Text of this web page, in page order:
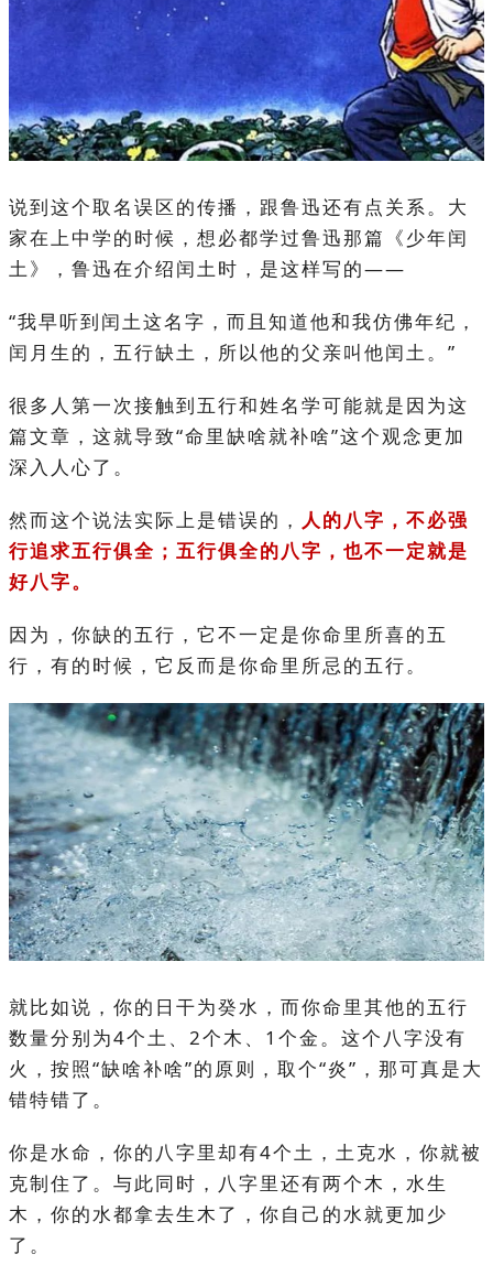
说到这个取名误区的传播，跟鲁迅还有点关系。大
家在上中学的时候，想必都学过鲁迅那篇《少年闰
土》，鲁迅在介绍闰土时，是这样写的——
“我早听到闰土这名字，而且知道他和我仿佛年纪，
闰月生的，五行缺土，所以他的父亲叫他闰土。”
很多人第一次接触到五行和姓名学可能就是因为这
篇文章，这就导致“命里缺啥就补啥”这个观念更加
深入人心了。
然而这个说法实际上是错误的， 人的八字，不必强
行追求五行俱全；五行俱全的八字，也不一定就是
好八字。
因为，你缺的五行，它不一定是你命里所喜的五
行，有的时候，它反而是你命里所忌的五行。
就比如说，你的日干为癸水，而你命里其他的五行
数量分别为4个土、2个木、1个金。这个八字没有
火，按照“缺啥补啥”的原则，取个“炎”，那可真是大
错特错了。
你是水命，你的八字里却有4个土，土克水，你就被
克制住了。与此同时，八字里还有两个木，水生
木，你的水都拿去生木了，你自己的水就更加少
了。